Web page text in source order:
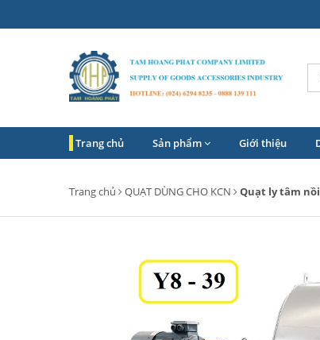
Trang chủ Sản phẩm Giới thiệu
Trang chủ QUẠT DÙNG CHO KCN Quạt ly tâm nồi